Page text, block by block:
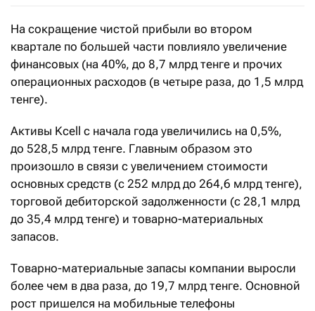
На сокращение чистой прибыли во втором
квартале по большей части повлияло увеличение
финансовых (на 40%, до 8,7 млрд тенге и прочих
операционных расходов (в четыре раза, до 1,5 млрд
тенге).
Активы Kcell с начала года увеличились на 0,5%,
до 528,5 млрд тенге. Главным образом это
произошло в связи с увеличением стоимости
основных средств (с 252 млрд до 264,6 млрд тенге),
торговой дебиторской задолженности (с 28,1 млрд
до 35,4 млрд тенге) и товарно-материальных
запасов.
Товарно-материальные запасы компании выросли
более чем в два раза, до 19,7 млрд тенге. Основной
рост пришелся на мобильные телефоны